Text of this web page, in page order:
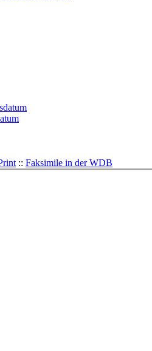
:: Faksimile in der WDB